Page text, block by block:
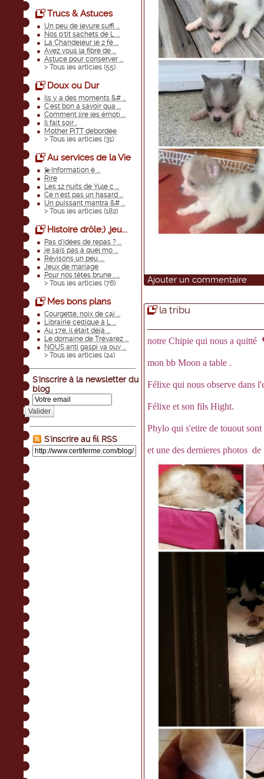
Trucs & Astuces
Un peu de levure suffi ...
Nos p'tit sachets de L ...
La Chandeleur le 2 fé ...
Avez vous la fibre de ...
Astuce pour conserver ...
> Tous les articles (55)
Doux ou Dur
Ils y a des moments &# ...
C'est bon a savoir qua ...
Comment lire les émoti ...
Il fait soir ,
Mother PiTT debordée
> Tous les articles (31)
Au services de la Vie
💫Information é ...
Rire
Les 12 nuits de Yule c ...
Ce n'est pas un hasard ...
Un puissant mantra &# ...
> Tous les articles (182)
Histoire drôle;) ,jeu...
Pas d'idées de repas ? ...
je sais pas à quel mo ...
Révisons un peu ....
Jeux de mariage
Pour nos têtes brune , ...
> Tous les articles (76)
Mes bons plans
Courgette, noix de caj ...
Librairie celtique à L ...
Au 17e, il était déjà ...
Le domaine de Trévarez ...
NOUS anti gaspi va ouv ...
> Tous les articles (24)
S'inscrire à la newsletter du
blog
Valider
S'inscrire au fil RSS
Ajouter un commentaire
la tribu
notre Chipie qui nous a quitté
mon bb Moon a table .
Félixe qui nous observe dans
Félixe et son fils Hight.
Phylo qui s'etire de touout
et une des dernieres photos